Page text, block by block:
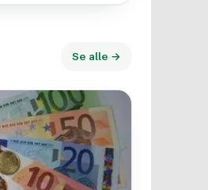
Se alle →